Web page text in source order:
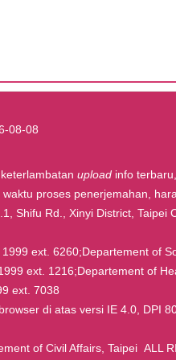
08-08
upload info terbaru,
proses penerjemahan,
Shifu Rd., Xinyi District, Taipei
ext. 6260;Departement of
ext. 1216;Departement of
ext. 7038
di atas versi IE 4.0, DPI
of Civil Affairs, Taipei ALL